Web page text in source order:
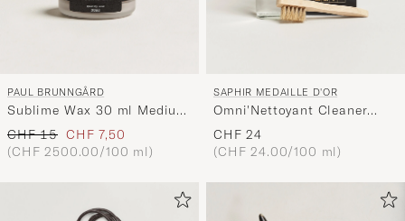
PAUL BRUNNGÅRD
Sublime Wax 30 ml Medium
Brown
Regulärer Preis
CHF 15 Reduzierter Preis
CHF 7,50
(CHF 2500.00/100 ml)
SAPHIR MEDAILLE D'OR
Omni'Nettoyant Cleaner
Neutral
CHF 24
(CHF 24.00/100 ml)